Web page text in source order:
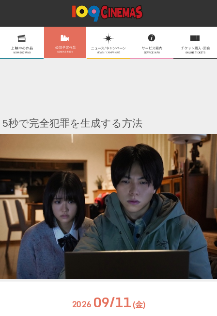
5秒で完全犯罪を生成する方法
2026 09/11 (金)